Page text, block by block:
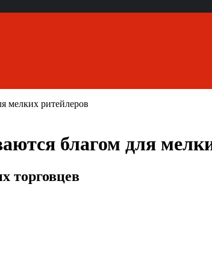
мелких ритейлеров
благом для
торговцев